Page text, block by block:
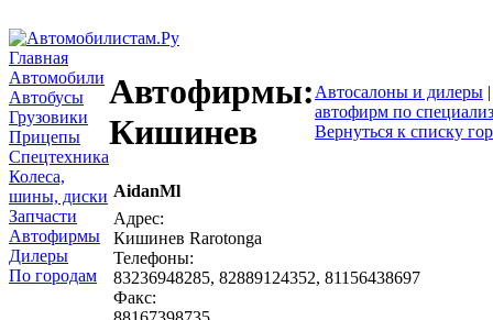
Главная
Автомобили
Автобусы
Грузовики
Прицепы
Спецтехника
Колеса,
шины, диски
Запчасти
Автофирмы
Дилеры
По городам
Автофирмы:
Кишинев
Автосалоны и дилеры
автофирм по
Вернуться к списку
AidanMl
Адрес:
Кишинев Rarotonga
Телефоны:
83236948285, 82889124352, 81156438697
Факс: